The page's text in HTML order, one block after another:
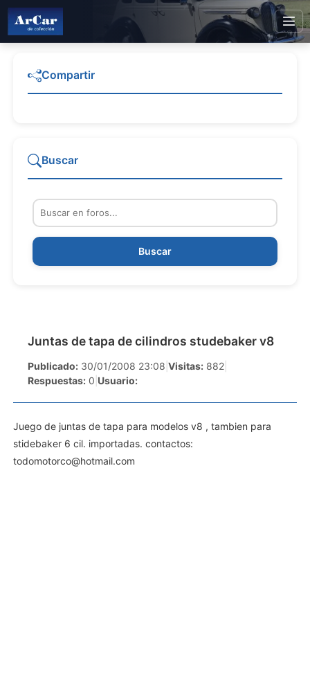
Juntas de tapa de cilindros studebaker v8
Publicado: 30/01/2008 23:08 Visitas: 882
Respuestas: 0 Usuario:
Juego de juntas de tapa para modelos v8 , tambien para
stidebaker 6 cil. importadas. contactos:
todomotorco@hotmail.com
Compartir
Buscar
Buscar